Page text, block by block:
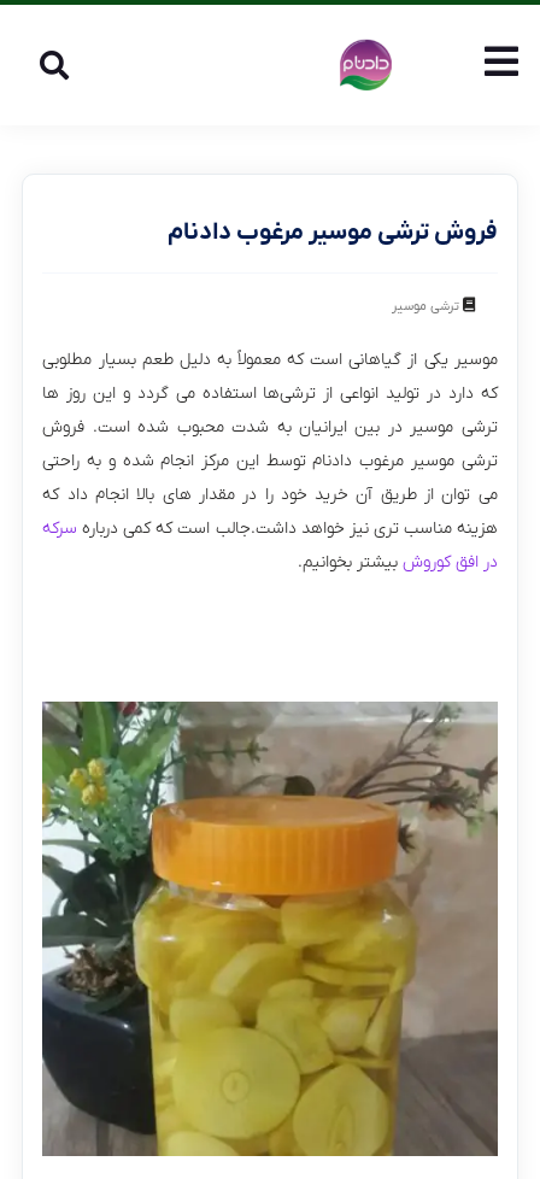
فروش ترشی موسیر مرغوب دادنام
ترشی موسیر
موسیر یکی از گیاهانی است که معمولاً به دلیل طعم بسیار مطلوبی
که دارد در تولید انواعی از ترشی‌ها استفاده می گردد و این روز ها
ترشی موسیر در بین ایرانیان به شدت محبوب شده است. فروش
ترشی موسیر مرغوب دادنام توسط این مرکز انجام شده و به راحتی
می ‌توان از طریق آن خرید خود را در مقدار های بالا انجام داد که
هزینه مناسب تری نیز خواهد داشت.جالب است که کمی درباره سرکه
در افق کوروش بیشتر بخوانیم.